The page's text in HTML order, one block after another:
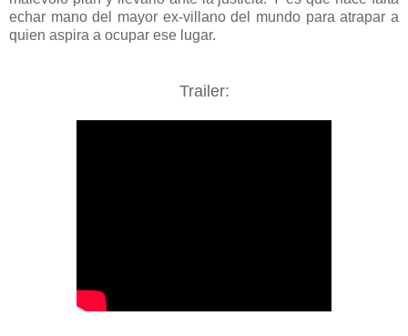
echar mano del mayor ex-villano del mundo para atrapar a
quien aspira a ocupar ese lugar.
Trailer: